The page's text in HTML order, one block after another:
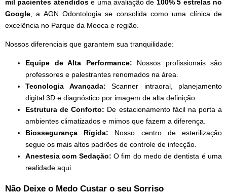
mil pacientes atendidose uma avaliação de 100% 5 estrelas no
Google , a AGN Odontologia se consolida como uma clínica de
excelência no Parque da Mooca e região.
Nossos diferenciais que garantem sua tranquilidade:
Equipe de Alta Performance: Nossos profissionais são
professores e palestrantes renomados na área.
Tecnologia Avançada: Scanner intraoral, planejamento
digital 3D e diagnóstico por imagem de alta definição.
Estrutura de Conforto: De estacionamento fácil na porta a
ambientes climatizados e mimos que fazem a diferença.
Biossegurança Rígida: Nosso centro de esterilização
segue os mais altos padrões de controle de infecção.
Anestesia com Sedação: O fim do medo de dentista é uma
realidade aqui.
Não Deixe o Medo Custar o seu Sorriso